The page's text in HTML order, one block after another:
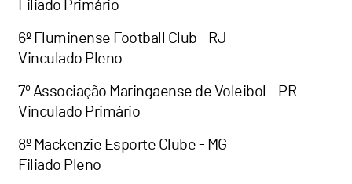
Filiado Primário
6º Fluminense Football Club - RJ
Vinculado Pleno
7º Associação Maringaense de Voleibol – PR
Vinculado Primário
8º Mackenzie Esporte Clube - MG
Filiado Pleno